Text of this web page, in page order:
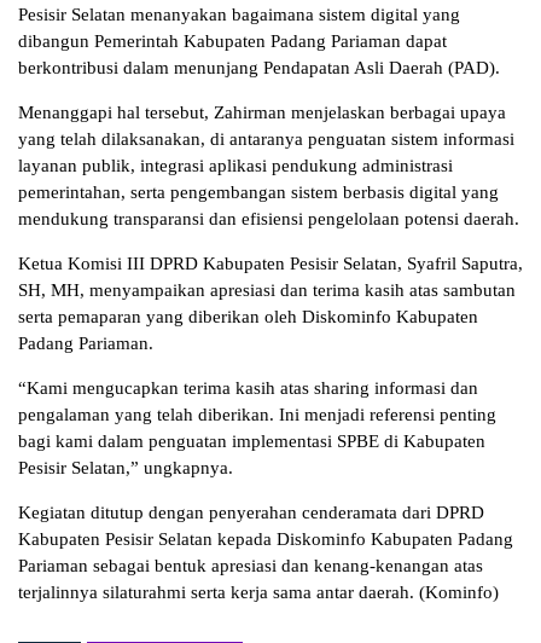
Pesisir Selatan menanyakan bagaimana sistem digital yang
dibangun Pemerintah Kabupaten Padang Pariaman dapat
berkontribusi dalam menunjang Pendapatan Asli Daerah (PAD).
Menanggapi hal tersebut, Zahirman menjelaskan berbagai upaya
yang telah dilaksanakan, di antaranya penguatan sistem informasi
layanan publik, integrasi aplikasi pendukung administrasi
pemerintahan, serta pengembangan sistem berbasis digital yang
mendukung transparansi dan efisiensi pengelolaan potensi daerah.
Ketua Komisi III DPRD Kabupaten Pesisir Selatan, Syafril Saputra,
SH, MH, menyampaikan apresiasi dan terima kasih atas sambutan
serta pemaparan yang diberikan oleh Diskominfo Kabupaten
Padang Pariaman.
“Kami mengucapkan terima kasih atas sharing informasi dan
pengalaman yang telah diberikan. Ini menjadi referensi penting
bagi kami dalam penguatan implementasi SPBE di Kabupaten
Pesisir Selatan,” ungkapnya.
Kegiatan ditutup dengan penyerahan cenderamata dari DPRD
Kabupaten Pesisir Selatan kepada Diskominfo Kabupaten Padang
Pariaman sebagai bentuk apresiasi dan kenang-kenangan atas
terjalinnya silaturahmi serta kerja sama antar daerah. (Kominfo)